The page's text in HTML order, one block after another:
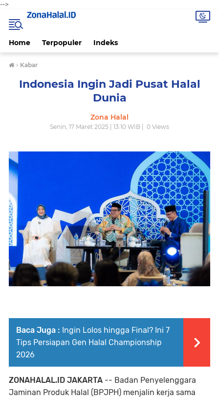
-->
Home Terpopuler Indeks
› Kabar
Indonesia Ingin Jadi Pusat Halal
Dunia
Zona Halal
Senin, 17 Maret 2025 | 13:10 WIB | 0 Views
Baca Juga : Ingin Lolos hingga Final? Ini 7
Tips Persiapan Gen Halal Championship
2026
ZONAHALAL.ID JAKARTA -- Badan Penyelenggara
Jaminan Produk Halal (BPJPH) menjalin kerja sama